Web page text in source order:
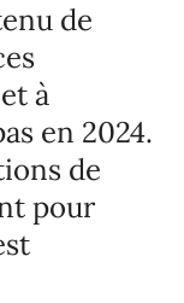
de
à
en 2024.
de
pour